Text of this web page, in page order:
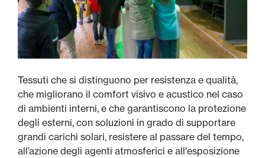
Tessuti che si distinguono per resistenza e qualità,
che migliorano il comfort visivo e acustico nel caso
di ambienti interni, e che garantiscono la protezione
degli esterni, con soluzioni in grado di supportare
grandi carichi solari, resistere al passare del tempo,
all’azione degli agenti atmosferici e all'esposizione